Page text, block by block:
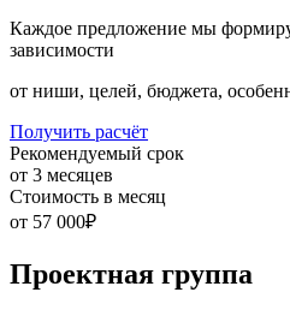
Каждое предложение мы
зависимости
от ниши, целей, бюджета,
Получить расчёт
Рекомендуемый срок
от 3 месяцев
Стоимость в месяц
от 57 000₽
Проектная группа